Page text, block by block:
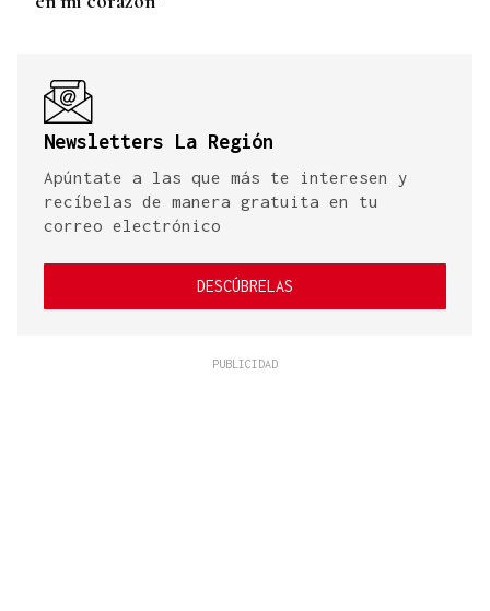
Newsletters La Región
Apúntate a las que más te interesen y
recíbelas de manera gratuita en tu
correo electrónico
DESCÚBRELAS